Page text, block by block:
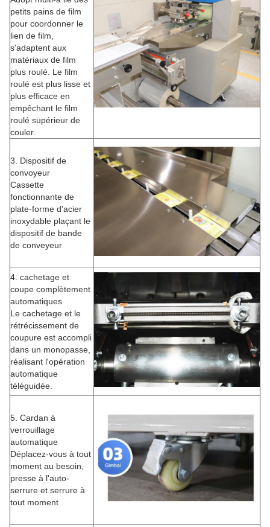
petits pains de film
pour coordonner le
lien de film,
s'adaptent aux
matériaux de film
plus roulé. Le film
roulé est plus lisse et
plus efficace en
empêchant le film
roulé supérieur de
couler.
3. Dispositif de
convoyeur
Cassette
fonctionnante de
plate-forme d'acier
inoxydable plaçant le
dispositif de bande
de conveyeur
4. cachetage et
coupe complètement
automatiques
Le cachetage et le
rétrécissement de
coupure est accompli
dans un monopasse,
réalisant l'opération
automatique
téléguidée.
5. Cardan à
verrouillage
automatique
Déplacez-vous à tout
moment au besoin,
presse à l'auto-
serrure et serrure à
tout moment